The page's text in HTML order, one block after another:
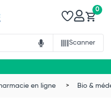
Scanner
0
en ligne Bio &